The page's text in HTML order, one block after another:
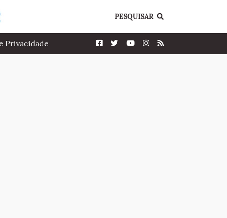
PESQUISAR
Privacidade